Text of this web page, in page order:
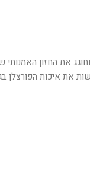
סט כלי פורצלן אלגנטי בן
את איכות הפורצלן